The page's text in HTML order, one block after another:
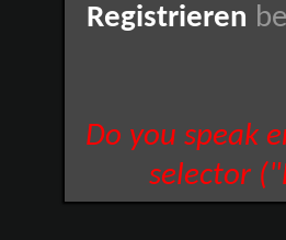
Registrieren
Do you speak
selector